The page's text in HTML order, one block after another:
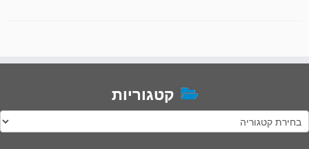
קטגוריות
קטגוריות